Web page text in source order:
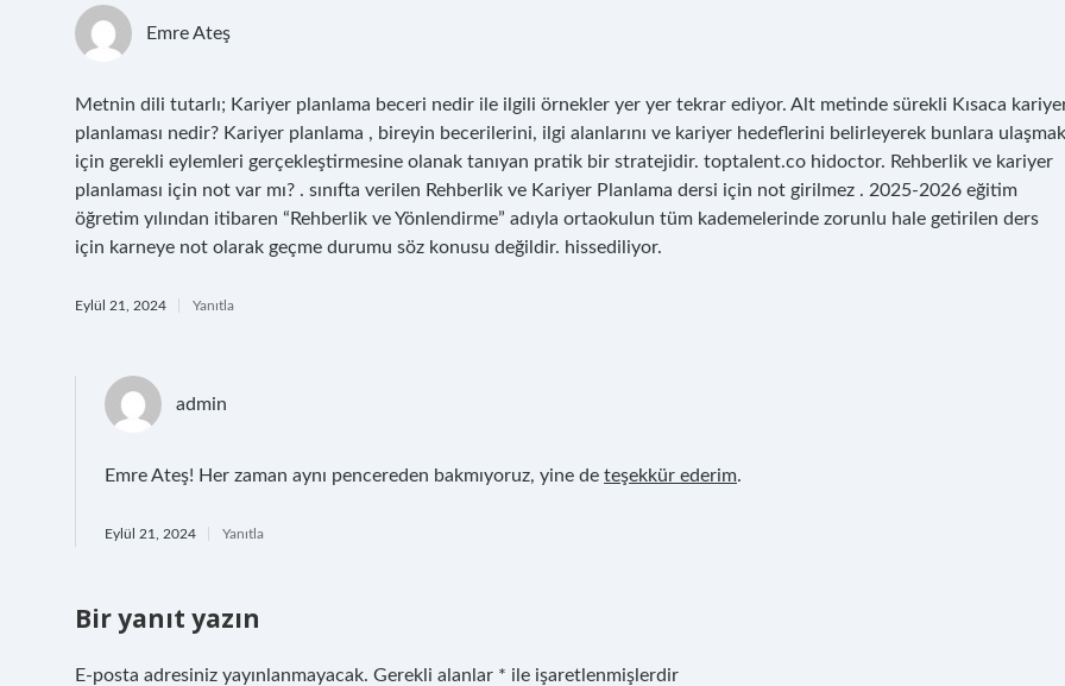
Emre Ateş
Metnin dili tutarlı; Kariyer planlama beceri nedir ile ilgili örnekler yer yer tekrar ediyor. Alt metinde sürekli Kısaca
planlaması nedir? Kariyer planlama , bireyin becerilerini, ilgi alanlarını ve kariyer hedeflerini belirleyerek bunlara ulaşmak
için gerekli eylemleri gerçekleştirmesine olanak tanıyan pratik bir stratejidir. toptalent.co hidoctor. Rehberlik ve kariyer
planlaması için not var mı? . sınıfta verilen Rehberlik ve Kariyer Planlama dersi için not girilmez . 2025-2026 eğitim
öğretim yılından itibaren “Rehberlik ve Yönlendirme” adıyla ortaokulun tüm kademelerinde zorunlu hale getirilen ders
için karneye not olarak geçme durumu söz konusu değildir. hissediliyor.
Eylül 21, 2024 Yanıtla
admin
Emre Ateş! Her zaman aynı pencereden bakmıyoruz, yine de teşekkür ederim.
Eylül 21, 2024 Yanıtla
Bir yanıt yazın
E-posta adresiniz yayınlanmayacak. Gerekli alanlar * ile işaretlenmişlerdir